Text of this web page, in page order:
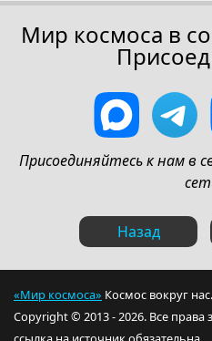
Мир космоса в
Присоединяйтесь к нам в
Назад
«Мир космоса» Космос вокруг нас.
Copyright © 2013 - 2026. Все